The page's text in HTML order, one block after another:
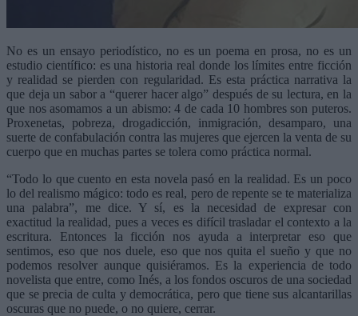
No es un ensayo periodístico, no es un poema en prosa, no es un
estudio científico: es una historia real donde los límites entre ficción
y realidad se pierden con regularidad. Es esta práctica narrativa la
que deja un sabor a “querer hacer algo” después de su lectura, en la
que nos asomamos a un abismo: 4 de cada 10 hombres son puteros.
Proxenetas, pobreza, drogadicción, inmigración, desamparo, una
suerte de confabulación contra las mujeres que ejercen la venta de su
cuerpo que en muchas partes se tolera como práctica normal.
“Todo lo que cuento en esta novela pasó en la realidad. Es un poco
lo del realismo mágico: todo es real, pero de repente se te materializa
una palabra”, me dice. Y sí, es la necesidad de expresar con
exactitud la realidad, pues a veces es difícil trasladar el contexto a la
escritura. Entonces la ficción nos ayuda a interpretar eso que
sentimos, eso que nos duele, eso que nos quita el sueño y que no
podemos resolver aunque quisiéramos. Es la experiencia de todo
novelista que entre, como Inés, a los fondos oscuros de una sociedad
que se precia de culta y democrática, pero que tiene sus alcantarillas
oscuras que no puede, o no quiere, cerrar.